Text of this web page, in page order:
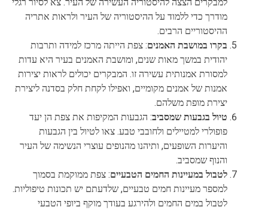
למבקרים הצצה להיסטוריה העשירה של העיר. צא לסיור רגלי
מודרך כדי ללמוד על ההיסטוריה של העיר ולראות אתריה
ההיסטוריים הרבים.
בקרו במושבת האמנים: צפת הייתה מרכז למידה ותרבות
יהודית במשך מאות שנים, ומושבת האמנים בעיר היא עדות
למסורת אמנותית עשירה זו. המבקרים יכולים לראות יצירות
אמנות של אמנים מקומיים, ואפילו לקחת חלק בסדנה ליצירת
יצירת מופת משלהם.
טיול בגבעות שמסביב: הגבעות המקיפות את צפת הן יעד
פופולרי למטיילים ולחובבי טבע. צאו לטיול בין הגבעות
והיערות השופעים, ותיהנו מהנופים עוצרי הנשימה של העיר
והנוף שמסביב.
לטבול במעיינות החמים הטבעיים: צפת ממוקמת בסמוך
למספר מעיינות חמים טבעיים, שלדעתם יש תכונות טיפוליות.
לטבול במים החמים ולהירגע בעודך מוקף ביופי הטבעי